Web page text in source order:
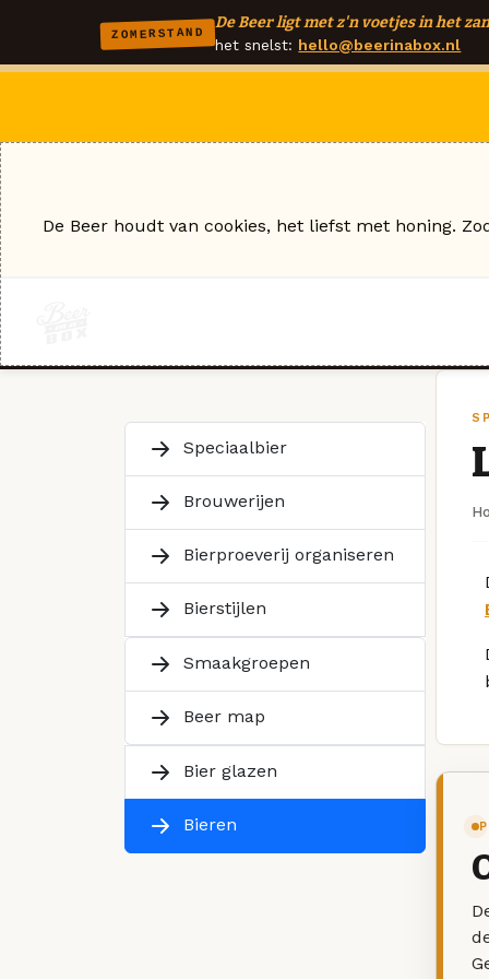
ZOMERSTAND
De Beer ligt met z'n voetjes in het
het snelst: hello@beerinabox.nl
Speciaalbier
Brouwerijen
Bierproeverij organiseren
Bierstijlen
Smaakgroepen
Beer map
Bier glazen
Bieren
De Beer houdt van cookies, het liefst met honing.